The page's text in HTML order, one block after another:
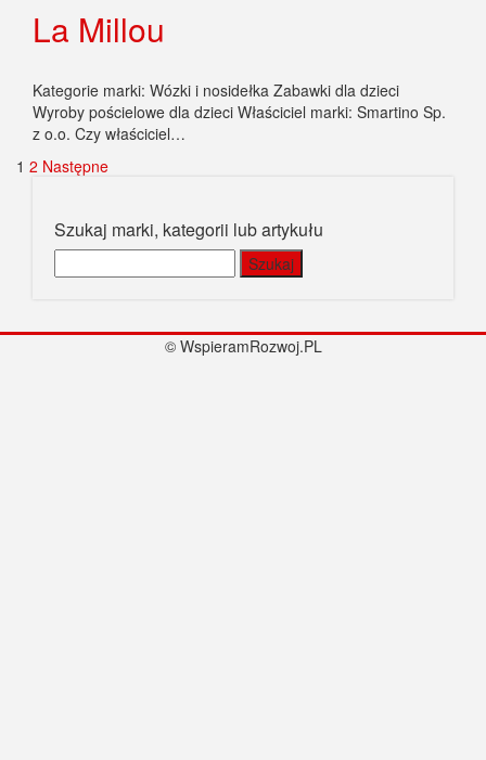
La Millou
Kategorie marki: Wózki i nosidełka Zabawki dla dzieci
Wyroby pościelowe dla dzieci Właściciel marki: Smartino Sp.
z o.o. Czy właściciel…
Stronicowanie
1 2 Następne
Szukaj marki, kategorii lub artykułu
© WspieramRozwoj.PL